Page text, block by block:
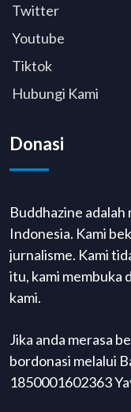
Twitter
Youtube
Tiktok
Hubungi Kami
Donasi
Buddhazine adalah
Indonesia. Kami
jurnalisme. Kami
itu, kami membuka
kami.
Jika anda merasa
bordonasi melalui
1850001602363